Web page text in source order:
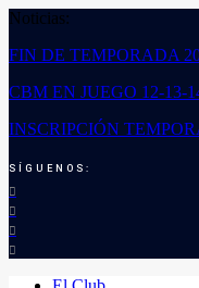
Noticias:
FIN DE TEMPORADA
CBM EN JUEGO 12-13-
INSCRIPCIÓN
SÍGUENOS: